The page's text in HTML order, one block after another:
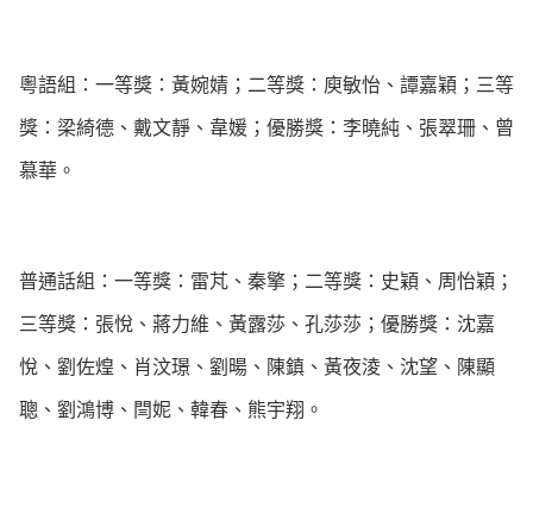
粵語組：一等獎：黃婉婧；二等獎：庾敏怡、譚嘉穎；三等
獎：梁綺德、戴文靜、韋媛；優勝獎：李曉純、張翠珊、曾
慕華。
普通話組：一等獎：雷芃、秦擎；二等獎：史穎、周怡穎；
三等獎：張悅、蔣力維、黃露莎、孔莎莎；優勝獎：沈嘉
悅、劉佐煌、肖汶璟、劉暘、陳鎮、黃夜淩、沈望、陳顯
聰、劉鴻博、閆妮、韓春、熊宇翔。